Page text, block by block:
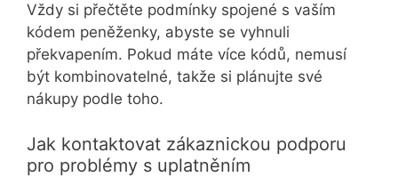
Vždy si přečtěte podmínky spojené s vaším
kódem peněženky, abyste se vyhnuli
překvapením. Pokud máte více kódů, nemusí
být kombinovatelné, takže si plánujte své
nákupy podle toho.
Jak kontaktovat zákaznickou podporu
pro problémy s uplatněním